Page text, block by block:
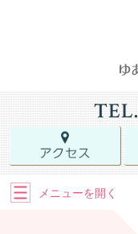
TEL.
メニューを開く